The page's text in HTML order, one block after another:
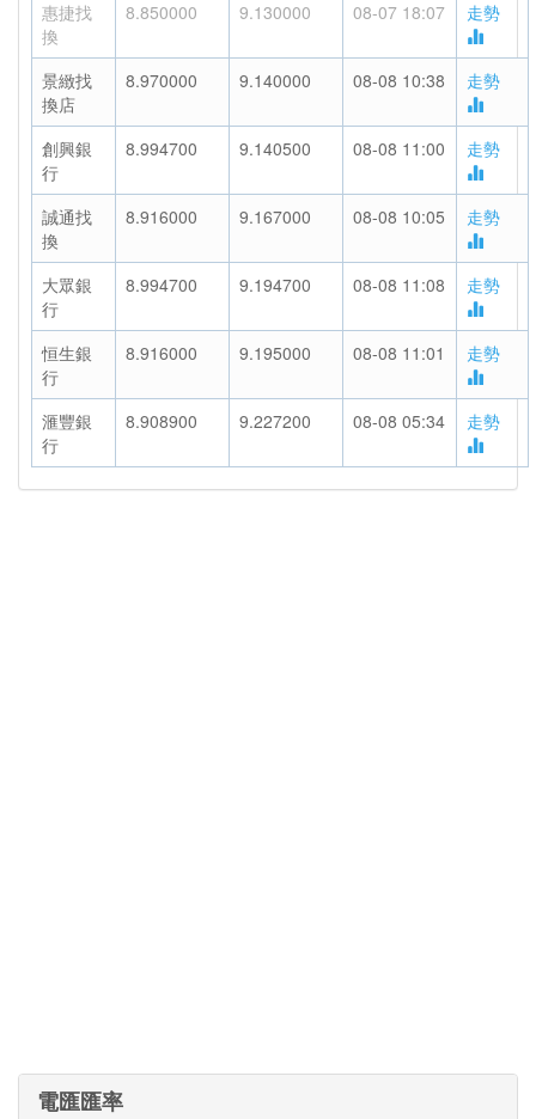
惠捷找
換
8.850000 9.130000 08-07 18:07 走勢
景緻找
換店
8.970000 9.140000 08-08 10:38 走勢
創興銀
行
8.994700 9.140500 08-08 11:00 走勢
誠通找
換
8.916000 9.167000 08-08 10:05 走勢
大眾銀
行
8.994700 9.194700 08-08 11:08 走勢
恒生銀
行
8.916000 9.195000 08-08 11:01 走勢
滙豐銀
行
8.908900 9.227200 08-08 05:34 走勢
電匯匯率